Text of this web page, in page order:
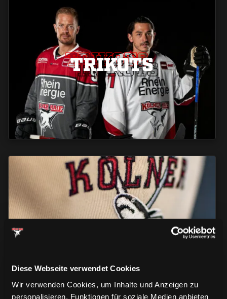
Diese Webseite verwendet Cookies
Wir verwenden Cookies, um Inhalte und Anzeigen zu
personalisieren, Funktionen für soziale Medien anbieten
TRIKOTS
TRIKOTS
TRIKOTS
CAPS & CO